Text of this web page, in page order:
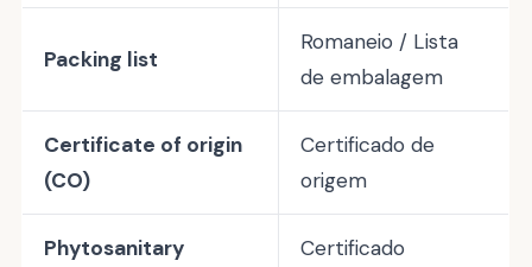
Packing list
Romaneio / Lista
de embalagem
Certificate of origin
(CO)
Certificado de
origem
Phytosanitary
Certificado